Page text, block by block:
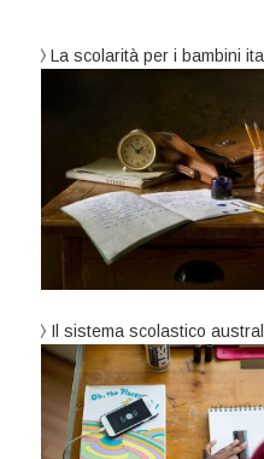
La scolarità per i bambini
Il sistema scolastico